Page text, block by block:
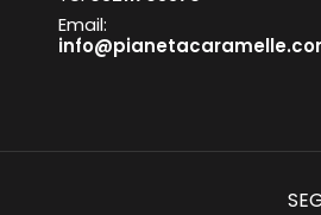
Email: